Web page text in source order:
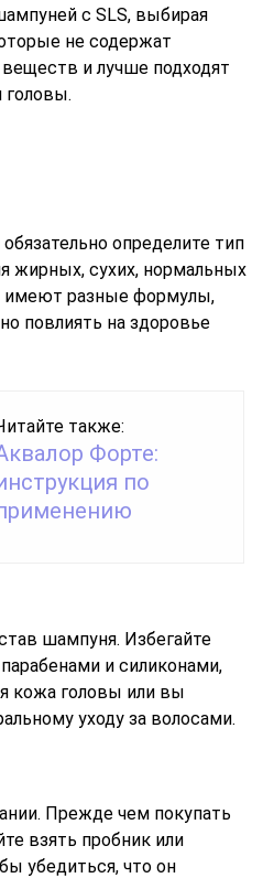
с SLS, выбирая
не содержат
и лучше подходят
головы.
определите тип
жирных, сухих, нормальных
имеют разные формулы,
повлиять на здоровье
также:
Форте:
по
шампуня. Избегайте
и силиконами,
кожа головы или вы
уходу за волосами.
Прежде чем покупать
взять пробник или
убедиться, что он